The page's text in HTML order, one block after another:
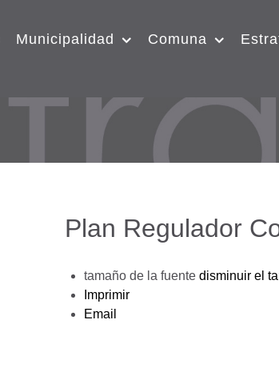
Municipalidad Comuna
Plan Regulador
tamaño de la fuente disminuir el
Imprimir
Email